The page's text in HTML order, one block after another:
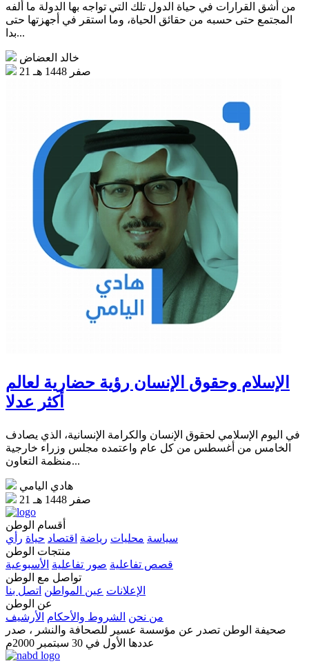
من أشق القرارات في حياة الدول تلك التي تواجه بها الدولة ما ألفه
المجتمع حتى حسبه من حقائق الحياة، وما استقر في أجهزتها حتى
بدا...
خالد العضاض
21 صفر 1448 هـ
الإسلام وحقوق الإنسان رؤية حضارية لعالم
أكثر عدلا
في اليوم الإسلامي لحقوق الإنسان والكرامة الإنسانية، الذي يصادف
الخامس من أغسطس من كل عام واعتمده مجلس وزراء خارجية
منظمة التعاون...
هادي اليامي
21 صفر 1448 هـ
أقسام الوطن
سياسة محليات رياضة اقتصاد حياة رأي
منتجات الوطن
قصص تفاعلية صور تفاعلية الأسبوعية
تواصل مع الوطن
الإعلانات عين المواطن اتصل بنا
عن الوطن
من نحن الشروط والأحكام الأرشيف
صحيفة الوطن تصدر عن مؤسسة عسير للصحافة والنشر ، صدر
عددها الأول في 30 سبتمبر 2000م